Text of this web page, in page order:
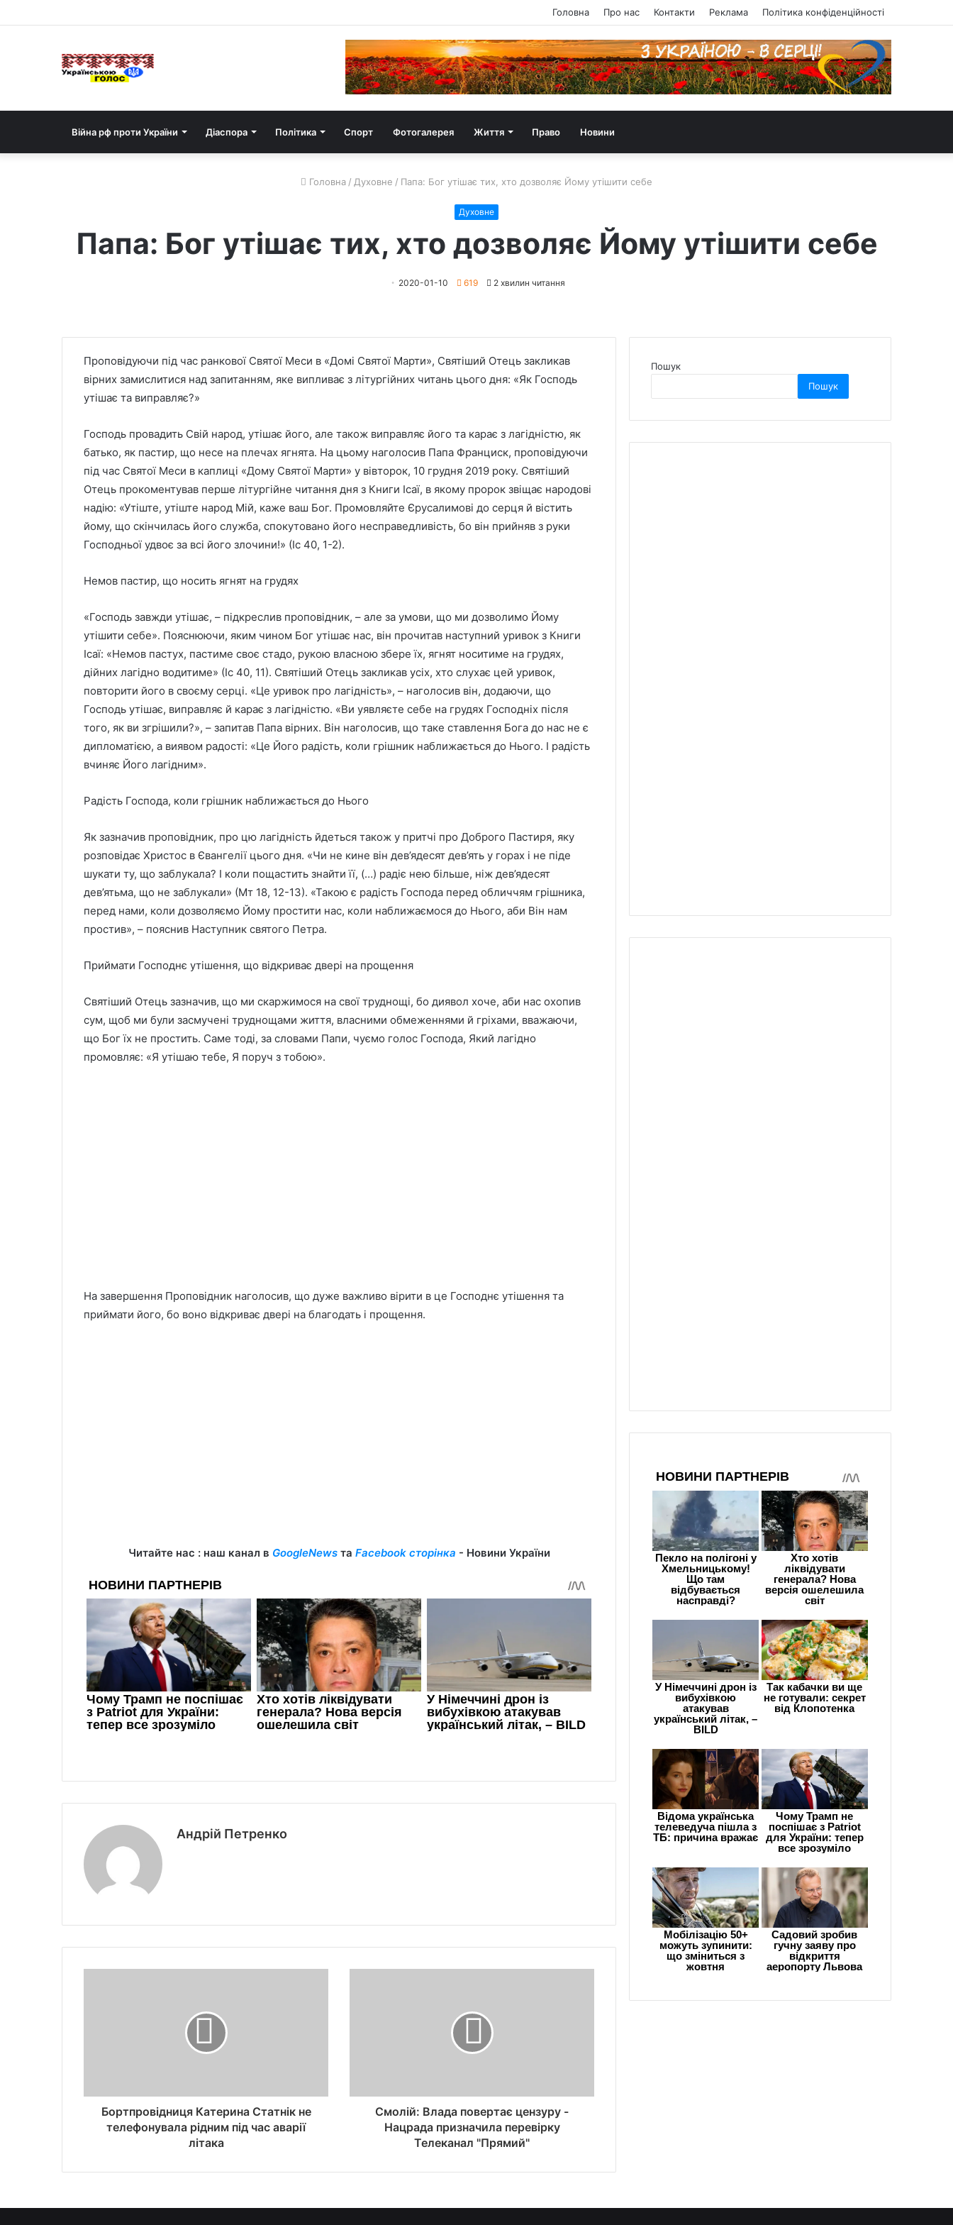
Головна Про нас Контакти Реклама Політика конфіденційності
Війна рф проти України Діаспора Політика Спорт Фотогалерея Життя Право Новини
Головна / Духовне / Папа: Бог утішає тих, хто дозволяє Йому утішити себе
Духовне
Папа: Бог утішає тих, хто дозволяє Йому утішити себе
2020-01-10 619 2 хвилин читання
Проповідуючи під час ранкової Святої Меси в «Домі Святої Марти», Святіший Отець закликав
вірних замислитися над запитанням, яке випливає з літургійних читань цього дня: «Як Господь
утішає та виправляє?»
Господь провадить Свій народ, утішає його, але також виправляє його та карає з лагідністю, як
батько, як пастир, що несе на плечах ягнята. На цьому наголосив Папа Франциск, проповідуючи
під час Святої Меси в каплиці «Дому Святої Марти» у вівторок, 10 грудня 2019 року. Святіший
Отець прокоментував перше літургійне читання дня з Книги Ісаї, в якому пророк звіщає народові
надію: «Утіште, утіште народ Мій, каже ваш Бог. Промовляйте Єрусалимові до серця й вістить
йому, що скінчилась його служба, спокутовано його несправедливість, бо він прийняв з руки
Господньої удвоє за всі його злочини!» (Іс 40, 1-2).
Немов пастир, що носить ягнят на грудях
«Господь завжди утішає, – підкреслив проповідник, – але за умови, що ми дозволимо Йому
утішити себе». Пояснюючи, яким чином Бог утішає нас, він прочитав наступний уривок з Книги
Ісаї: «Немов пастух, пастиме своє стадо, рукою власною збере їх, ягнят носитиме на грудях,
дійних лагідно водитиме» (Іс 40, 11). Святіший Отець закликав усіх, хто слухає цей уривок,
повторити його в своєму серці. «Це уривок про лагідність», – наголосив він, додаючи, що
Господь утішає, виправляє й карає з лагідністю. «Ви уявляєте себе на грудях Господніх після
того, як ви згрішили?», – запитав Папа вірних. Він наголосив, що таке ставлення Бога до нас не є
дипломатією, а виявом радості: «Це Його радість, коли грішник наближається до Нього. І радість
вчиняє Його лагідним».
Радість Господа, коли грішник наближається до Нього
Як зазначив проповідник, про цю лагідність йдеться також у притчі про Доброго Пастиря, яку
розповідає Христос в Євангелії цього дня. «Чи не кине він дев’ядесят дев’ять у горах і не піде
шукати ту, що заблукала? І коли пощастить знайти її, (…) радіє нею більше, ніж дев’ядесят
дев’ятьма, що не заблукали» (Мт 18, 12-13). «Такою є радість Господа перед обличчям грішника,
перед нами, коли дозволяємо Йому простити нас, коли наближаємося до Нього, аби Він нам
простив», – пояснив Наступник святого Петра.
Приймати Господнє утішення, що відкриває двері на прощення
Святіший Отець зазначив, що ми скаржимося на свої труднощі, бо диявол хоче, аби нас охопив
сум, щоб ми були засмучені труднощами життя, власними обмеженнями й гріхами, вважаючи,
що Бог їх не простить. Саме тоді, за словами Папи, чуємо голос Господа, Який лагідно
промовляє: «Я утішаю тебе, Я поруч з тобою».
На завершення Проповідник наголосив, що дуже важливо вірити в це Господнє утішення та
приймати його, бо воно відкриває двері на благодать і прощення.
Читайте нас : наш канал в GoogleNewsта Facebook сторінка - Новини України
Андрій Петренко
Бортпровідниця Катерина Статнік не
телефонувала рідним під час аварії
літака
Смолій: Влада повертає цензуру -
Нацрада призначила перевірку
Телеканал "Прямий"
Пошук
Пошук